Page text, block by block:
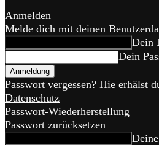
Anmelden
Melde dich mit deinen
Dein
Dein
Passwort vergessen? Hie erhälst
Datenschutz
Passwort-Wiederherstellung
Passwort zurücksetzen